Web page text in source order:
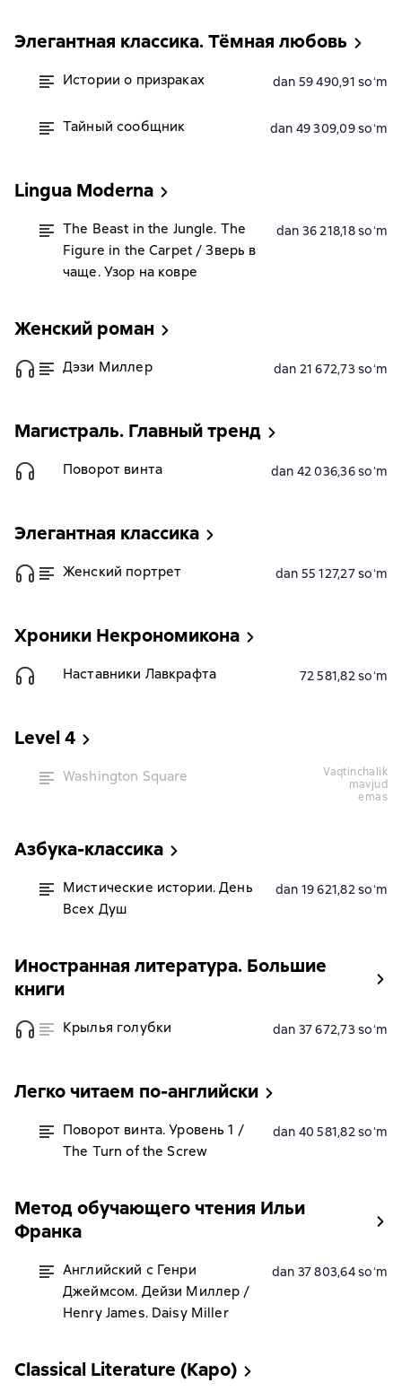
Элегантная классика. Тёмная любовь
Истории о призраках dan 59 490,91 soʻm
Тайный сообщник dan 49 309,09 soʻm
Lingua Moderna
The Beast in the Jungle. The
Figure in the Carpet / Зверь в
чаще. Узор на ковре
dan 36 218,18 soʻm
Женский роман
Дэзи Миллер dan 21 672,73 soʻm
Магистраль. Главный тренд
Поворот винта dan 42 036,36 soʻm
Элегантная классика
Женский портрет dan 55 127,27 soʻm
Хроники Некрономикона
Наставники Лавкрафта 72 581,82 soʻm
Level 4
Washington Square
vaqtinchalik
mavjud
emas
Азбука-классика
Мистические истории. День
Всех Душ
dan 19 621,82 soʻm
Иностранная литература. Большие
книги
Крылья голубки dan 37 672,73 soʻm
Легко читаем по-английски
Поворот винта. Уровень 1 /
The Turn of the Screw
dan 40 581,82 soʻm
Метод обучающего чтения Ильи
Франка
Английский с Генри
Джеймсом. Дейзи Миллер /
Henry James. Daisy Miller
dan 37 803,64 soʻm
Classical Literature (Каро)